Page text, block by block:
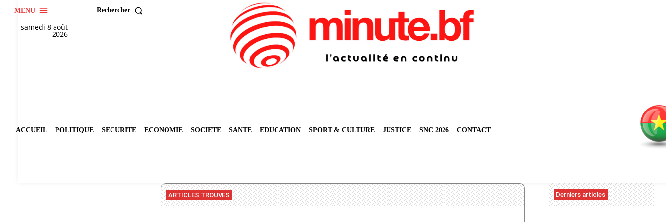
MENU Rechercher
samedi 8 août
2026
ACCUEIL POLITIQUE SECURITE ECONOMIE SOCIETE SANTE EDUCATION SPORT & CULTURE JUSTICE SNC 2026 CONTACT
ARTICLES TROUVES Derniers articles